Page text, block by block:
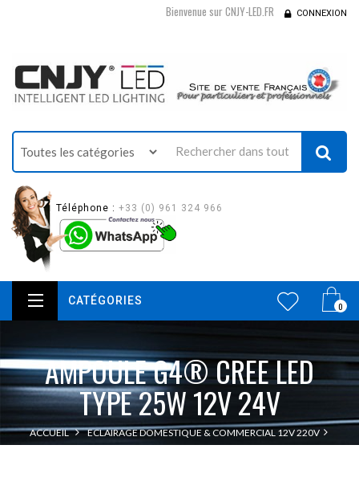
Bienvenue sur CNJY-LED.FR CONNEXION
Téléphone : +33 (0) 961 324 966
0
CATÉGORIES
AMPOULE G4® CREE LED
TYPE 25W 12V 24V
ACCUEIL
ECLAIRAGE DOMESTIQUE & COMMERCIAL 12V 220V